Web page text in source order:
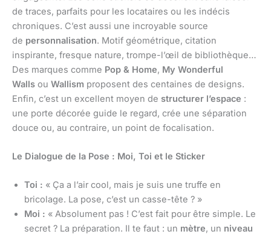
de traces, parfaits pour les locataires ou les indécis
chroniques. C’est aussi une incroyable source
de personnalisation. Motif géométrique, citation
inspirante, fresque nature, trompe-l’œil de bibliothèque…
Des marques comme Pop & Home, My Wonderful
Walls ou Wallism proposent des centaines de designs.
Enfin, c’est un excellent moyen de structurer l’espace :
une porte décorée guide le regard, crée une séparation
douce ou, au contraire, un point de focalisation.
Le Dialogue de la Pose : Moi, Toi et le Sticker
Toi : « Ça a l’air cool, mais je suis une truffe en
bricolage. La pose, c’est un casse-tête ? »
Moi : « Absolument pas ! C’est fait pour être simple. Le
secret ? La préparation. Il te faut : un mètre, un niveau